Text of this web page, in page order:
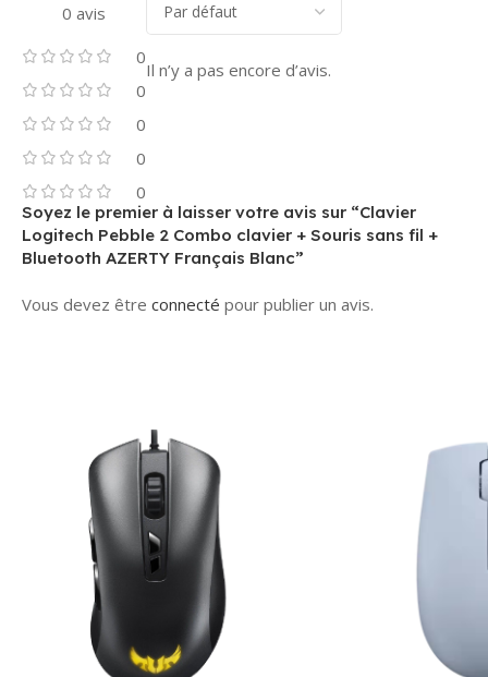
0 avis
0
0
0
0
0
Il n’y a pas encore d’avis.
Soyez le premier à laisser votre avis sur “Clavier
Logitech Pebble 2 Combo clavier + Souris sans fil +
Bluetooth AZERTY Français Blanc”
Vous devez être connecté pour publier un avis.